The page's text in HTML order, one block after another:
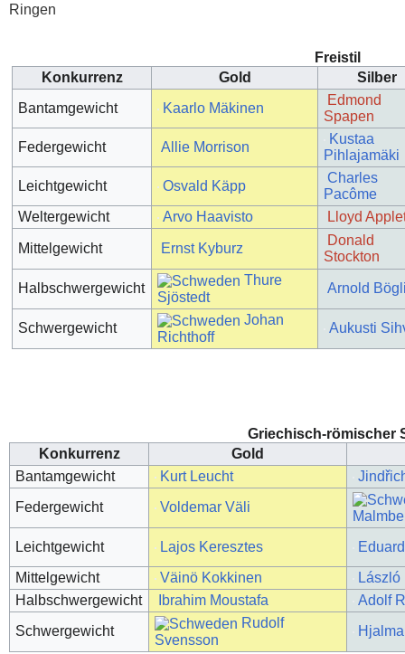
Ringen
Freistil
Konkurrenz
Gold
Silber
Bantamgewicht
Kaarlo Mäkinen
Edmond
Spapen
Federgewicht
Allie Morrison
Kustaa
Pihlajamäki
Leichtgewicht
Osvald Käpp
Charles
Pacôme
Weltergewicht
Arvo Haavisto Lloyd
Mittelgewicht Ernst Kyburz
Donald
Stockton
Halbschwergewicht
Thure
Sjöstedt
Arnold
Schwergewicht
Johan
Richthoff
Aukusti
Griechisch-römischer
Konkurrenz
Gold
Bantamgewicht
Kurt Leucht
Federgewicht
Voldemar Väli
Leichtgewicht Lajos Keresztes
Mittelgewicht
Väinö Kokkinen
László
Halbschwergewicht
Ibrahim Moustafa
Adolf
Schwergewicht
Rudolf
Svensson